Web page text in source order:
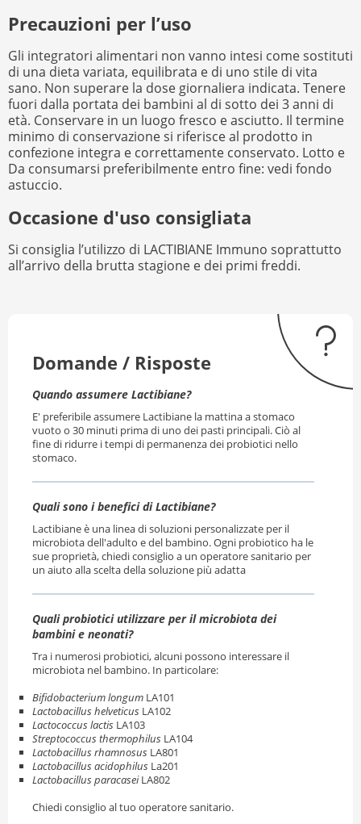
Precauzioni per l’uso
Gli integratori alimentari non vanno intesi come sostituti
di una dieta variata, equilibrata e di uno stile di vita
sano. Non superare la dose giornaliera indicata. Tenere
fuori dalla portata dei bambini al di sotto dei 3 anni di
età. Conservare in un luogo fresco e asciutto. Il termine
minimo di conservazione si riferisce al prodotto in
confezione integra e correttamente conservato. Lotto e
Da consumarsi preferibilmente entro fine: vedi fondo
astuccio.
Occasione d'uso consigliata
Si consiglia l’utilizzo di LACTIBIANE Immuno soprattutto
all’arrivo della brutta stagione e dei primi freddi.
Domande / Risposte
Quando assumere Lactibiane?
E' preferibile assumere Lactibiane la mattina a stomaco
vuoto o 30 minuti prima di uno dei pasti principali. Ciò al
fine di ridurre i tempi di permanenza dei probiotici nello
stomaco.
Quali sono i benefici di Lactibiane?
Lactibiane è una linea di soluzioni personalizzate per il
microbiota dell'adulto e del bambino. Ogni probiotico ha le
sue proprietà, chiedi consiglio a un operatore sanitario per
un aiuto alla scelta della soluzione più adatta
Quali probiotici utilizzare per il microbiota dei
bambini e neonati?
Tra i numerosi probiotici, alcuni possono interessare il
microbiota nel bambino. In particolare:
Bifidobacterium longum LA101
Lactobacillus helveticus LA102
Lactococcus lactis LA103
Streptococcus thermophilus LA104
Lactobacillus rhamnosus LA801
Lactobacillus acidophilus La201
Lactobacillus paracaseiLA802
Chiedi consiglio al tuo operatore sanitario.